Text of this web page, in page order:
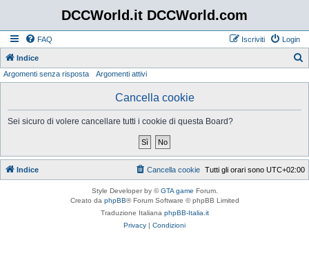
DCCWorld.it DCCWorld.com
FAQ Login
Iscriviti
Indice
Argomenti senza risposta Argomenti attivi
Cancella cookie
Sei sicuro di volere cancellare tutti i cookie di questa Board?
Indice Tutti gli orari sono UTC+02:00
Cancella cookie
Style Developer by ©GTA game Forum.
Creato da phpBB® Forum Software © phpBB Limited
Traduzione Italiana phpBB-Italia.it
Privacy | Condizioni